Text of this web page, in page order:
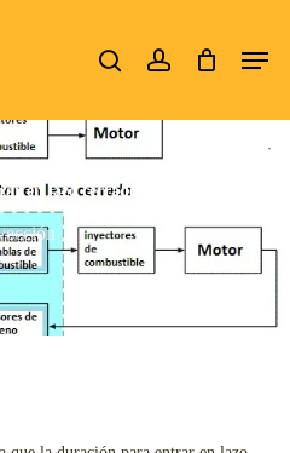
search account Menu
en lazo cerrado.
Close